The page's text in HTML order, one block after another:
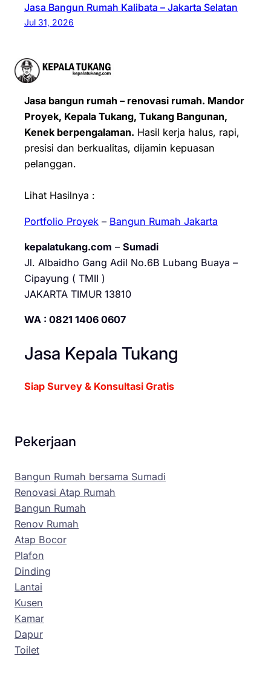
Jasa Bangun Rumah Kalibata – Jakarta Selatan
Jul 31, 2026
Jasa bangun rumah – renovasi rumah. Mandor
Proyek, Kepala Tukang, Tukang Bangunan,
Kenek berpengalaman. Hasil kerja halus, rapi,
presisi dan berkualitas, dijamin kepuasan
pelanggan.
Lihat Hasilnya :
Portfolio Proyek – Bangun Rumah Jakarta
kepalatukang.com – Sumadi
Jl. Albaidho Gang Adil No.6B Lubang Buaya –
Cipayung ( TMII )
JAKARTA TIMUR 13810
WA : 0821 1406 0607
Jasa Kepala Tukang
Siap Survey & Konsultasi Gratis
Pekerjaan
Bangun Rumah bersama Sumadi
Renovasi Atap Rumah
Bangun Rumah
Renov Rumah
Atap Bocor
Plafon
Dinding
Lantai
Kusen
Kamar
Dapur
Toilet